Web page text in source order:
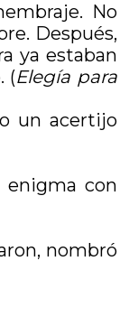
No
Después,
ya estaban
(Elegía para
un acertijo
enigma con
nombró